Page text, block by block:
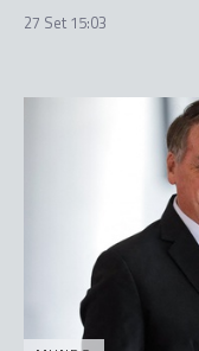
27 Set 15:03